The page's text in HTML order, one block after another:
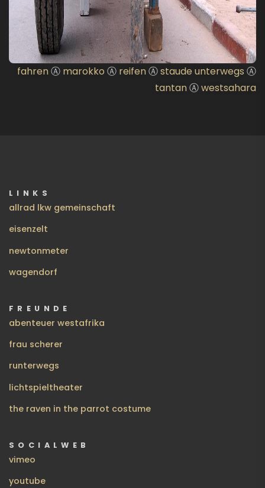
fahrenⒶ marokko Ⓐ reifenⒶstaude unterwegs Ⓐ
tantanⒶwestsahara
LINKS
allrad lkw gemeinschaft
eisenzelt
newtonmeter
wagendorf
FREUNDE
abenteuer westafrika
frau scherer
runterwegs
lichtspieltheater
the raven in the parrot costume
SOCIALWEB
vimeo
youtube